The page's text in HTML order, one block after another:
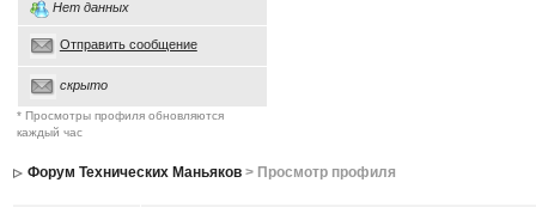
Нет данных
Отправить сообщение
скрыто
* Просмотры профиля обновляются
каждый час
Форум Технических Маньяков> Просмотр профиля